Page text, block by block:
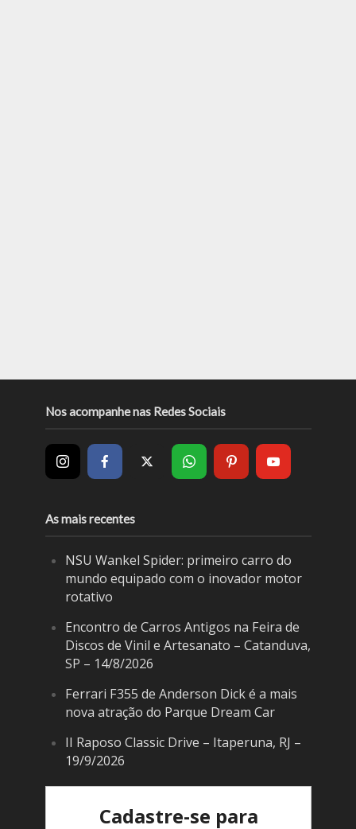
Nos acompanhe nas Redes Sociais
As mais recentes
NSU Wankel Spider: primeiro carro do
mundo equipado com o inovador motor
rotativo
Encontro de Carros Antigos na Feira de
Discos de Vinil e Artesanato – Catanduva,
SP – 14/8/2026
Ferrari F355 de Anderson Dick é a mais
nova atração do Parque Dream Car
II Raposo Classic Drive – Itaperuna, RJ –
19/9/2026